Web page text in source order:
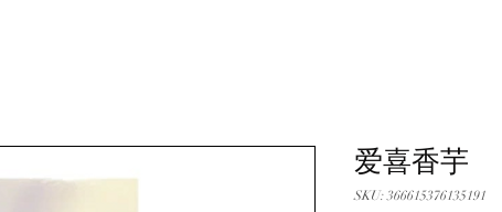
爱喜香芋
SKU: 366615376135191